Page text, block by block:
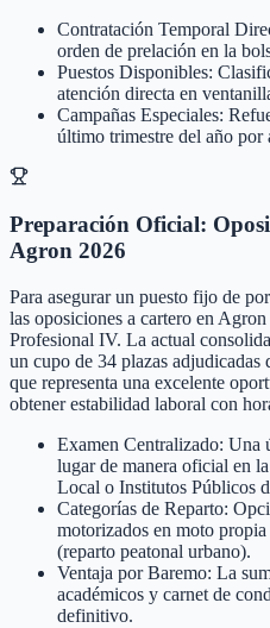
Contratación Temporal
orden de prelación en la
Puestos Disponibles:
atención directa en
Campañas Especiales:
último trimestre del año por
Preparación Oficial:
Agron 2026
Para asegurar un puesto fijo de
las oposiciones a cartero en
Profesional IV. La actual
un cupo de 34 plazas
que representa una excelente
obtener estabilidad laboral con
Examen Centralizado: Una
lugar de manera oficial en
Local o Institutos Públicos
Categorías de Reparto:
motorizados en moto
(reparto peatonal urbano).
Ventaja por Baremo: La
académicos y carnet de
definitivo.